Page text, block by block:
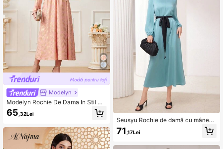
Modelyn
Modelyn Rochie De Dama In Stil Ar
ab Evazat Maneca Cu Flori Imprima
te Folie Aurie Rochii De Seara Lungi
65 ,32Lei
Seusyu Rochie de damă cu mânecă
lungă în stil arabesc
71 ,17Lei